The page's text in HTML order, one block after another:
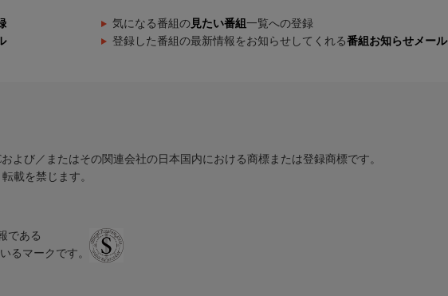
気になる番組の 見たい番組 一覧への登録
登録した番組の最新情報をお知らせしてくれる番組お知らせメール
よび／またはその関連会社の日本国内における商標または登録商標です。
載を禁じます。
である
るマークです。